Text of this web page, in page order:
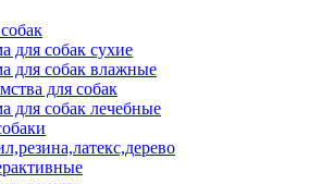
для собак сухие
для собак влажные
для собак
для собак лечебные